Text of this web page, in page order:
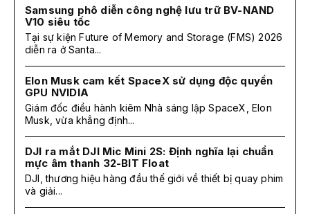
Samsung phô diễn công nghệ lưu trữ BV-NAND
V10 siêu tốc
Tại sự kiện Future of Memory and Storage (FMS) 2026
diễn ra ở Santa...
Elon Musk cam kết SpaceX sử dụng độc quyền
GPU NVIDIA
Giám đốc điều hành kiêm Nhà sáng lập SpaceX, Elon
Musk, vừa khẳng định...
DJI ra mắt DJI Mic Mini 2S: Định nghĩa lại chuẩn
mực âm thanh 32-BIT Float
DJI, thương hiệu hàng đầu thế giới về thiết bị quay phim
và giải...